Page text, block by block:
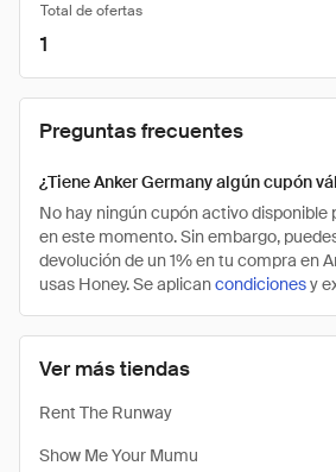
Ver más tiendas
Rent The Runway
Show Me Your Mumu
Total de ofertas
1
Preguntas frecuentes
¿Tiene Anker Germany algún cupón
No hay ningún cupón activo disponible
en este momento. Sin embargo,
devolución de un 1% en tu compra en
usas Honey. Se aplicancondicionesy